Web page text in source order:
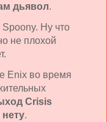
дьявол.
Ну что
не плохой
Enix во время
Crisis
.